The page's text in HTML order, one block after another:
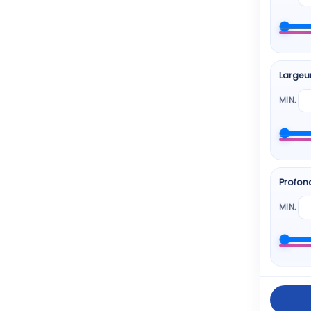
BEKO
6
5
5
MIN.
MIN.